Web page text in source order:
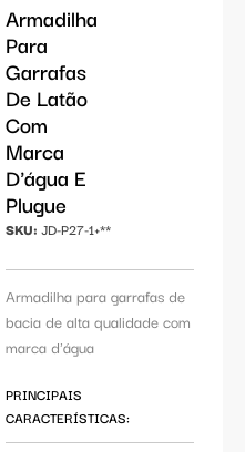
Armadilha
Para
Garrafas
De Latão
Com
Marca
D'água E
Plugue
SKU: JD-P27-1+**
Armadilha para garrafas de
bacia de alta qualidade com
marca d'água
PRINCIPAIS
CARACTERÍSTICAS: